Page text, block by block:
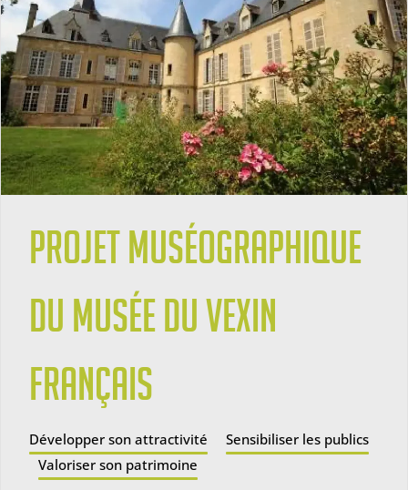
Projet muséographique
du musée du Vexin
français
Développer son attractivité
Sensibiliser les publics
Valoriser son patrimoine